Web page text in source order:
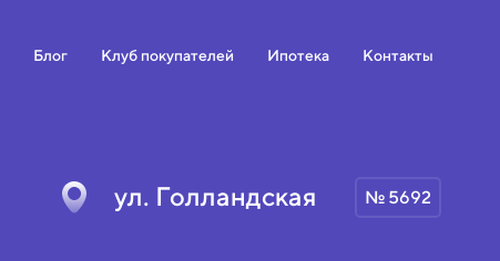
Блог Клуб покупателей Ипотека Контакты
ул. Голландская № 5692